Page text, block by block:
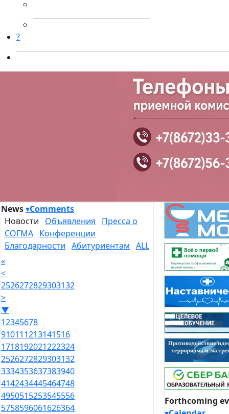
?
News▾Comments
Новости Объявления
Пресса о
СОГМА Конференции
Благодарности Абитуриентам ALL
«
<
2526272829303132
>
▼
12345678
910111213141516
1718192021222324
2526272829303132
3334353637383940
4142434445464748
4950515253545556
5758596061626364
Forthcoming